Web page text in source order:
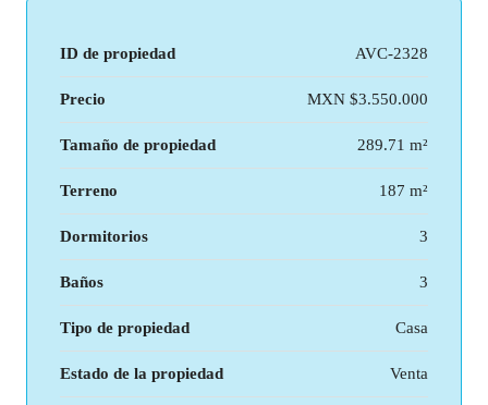
ID de propiedad AVC-2328
Precio MXN $3.550.000
Tamaño de propiedad 289.71 m²
Terreno 187 m²
Dormitorios 3
Baños 3
Tipo de propiedad Casa
Estado de la propiedad Venta